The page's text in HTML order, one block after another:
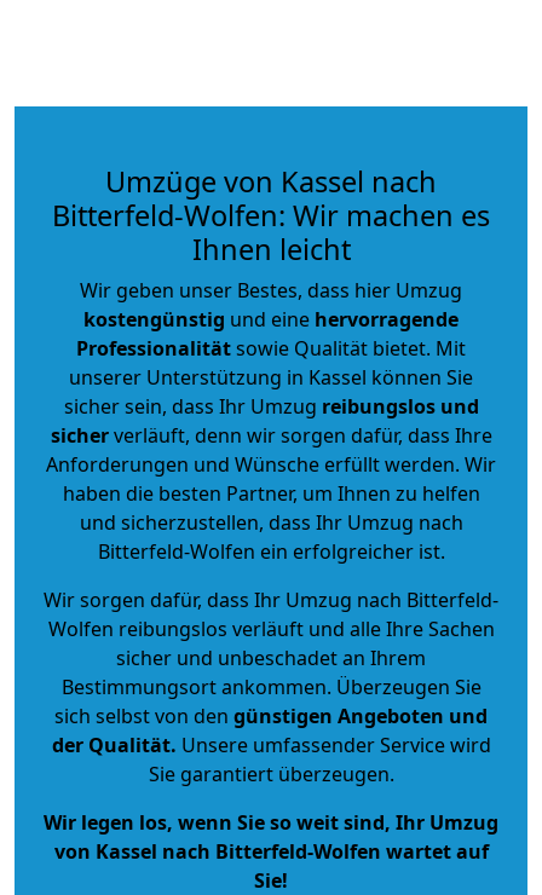
Umzüge von Kassel nach
Bitterfeld-Wolfen: Wir machen es
Ihnen leicht
Wir geben unser Bestes, dass hier Umzug
kostengünstig und eine hervorragende
Professionalitätsowie Qualität bietet. Mit
unserer Unterstützung in Kassel können Sie
sicher sein, dass Ihr Umzug reibungslos und
sicherverläuft, denn wir sorgen dafür, dass Ihre
Anforderungen und Wünsche erfüllt werden. Wir
haben die besten Partner, um Ihnen zu helfen
und sicherzustellen, dass Ihr Umzug nach
Bitterfeld-Wolfen ein erfolgreicher ist.
Wir sorgen dafür, dass Ihr Umzug nach Bitterfeld-
Wolfen reibungslos verläuft und alle Ihre Sachen
sicher und unbeschadet an Ihrem
Bestimmungsort ankommen. Überzeugen Sie
sich selbst von den günstigen Angeboten und
der Qualität. Unsere umfassender Service wird
Sie garantiert überzeugen.
Wir legen los, wenn Sie so weit sind, Ihr Umzug
von Kassel nach Bitterfeld-Wolfen wartet auf
Sie!